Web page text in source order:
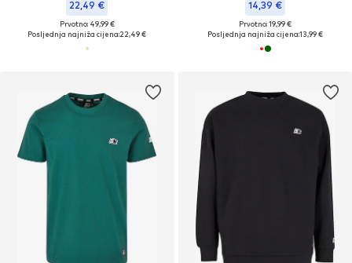
22,49 €
Prvotno: 49,99 €
Posljednja najniža cijena:22,49 €
14,39 €
Prvotno: 19,99 €
Posljednja najniža cijena:13,99 €